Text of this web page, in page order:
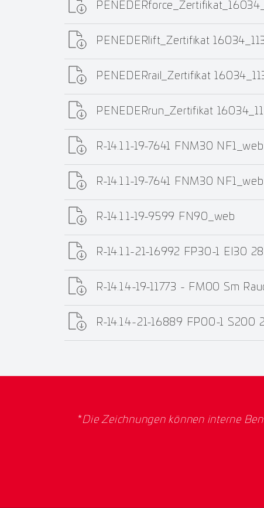
PENEDERlift_Zertifikat
PENEDERrail_Zertifikat
PENEDERrun_Zertifikat
R-14.1.1-19-7641 FNM30 NF1_web
R-14.1.1-19-7641 FNM30 NF1_web
R-14.1.1-19-9599 FN90_web
R-14.1.1-21-16992 FP30-1 EI30
R-14.1.4-19-11773 - FM00 Sm
R-14.1.4-21-16889 FP00-1 S200
*Die Zeichnungen können interne